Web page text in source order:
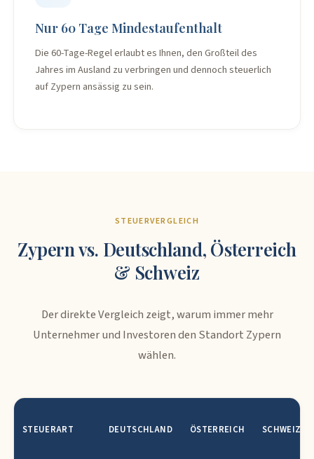
Nur 60 Tage Mindestaufenthalt
Die 60-Tage-Regel erlaubt es Ihnen, den Großteil des
Jahres im Ausland zu verbringen und dennoch steuerlich
auf Zypern ansässig zu sein.
STEUERVERGLEICH
Zypern vs. Deutschland, Österreich
& Schweiz
Der direkte Vergleich zeigt, warum immer mehr
Unternehmer und Investoren den Standort Zypern
wählen.
STEUERART DEUTSCHLAND ÖSTERREICH SCHWEIZ